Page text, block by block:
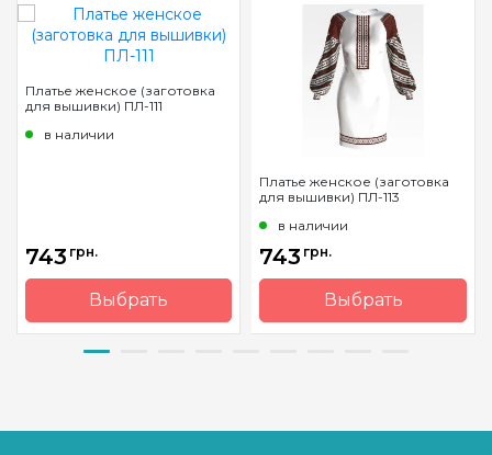
Платье женское (заготовка
для вышивки) ПЛ-111
в наличии
743 грн.
Выбрать
Бренд
Барвиста
Платье женское (заготовка
для вышивки) ПЛ-113
в наличии
743 грн.
Выбрать
Бренд
Барвиста